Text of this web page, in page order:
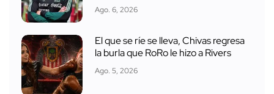
Ago. 6, 2026
El que se ríe se lleva, Chivas regresa
la burla que RoRo le hizo a Rivers
Ago. 5, 2026